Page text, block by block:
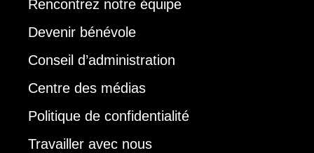
Rencontrez notre équipe
Devenir bénévole
Conseil d’administration
Centre des médias
Politique de confidentialité
Travailler avec nous